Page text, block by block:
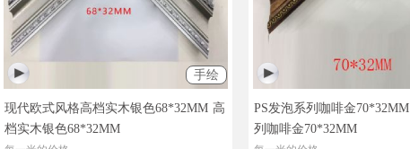
手绘
现代欧式风格高档实木银色68*32MM 高
档实木银色68*32MM
PS发泡系列咖啡金70*32MM
列咖啡金70*32MM